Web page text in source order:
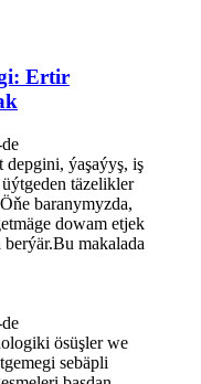
Ertir
depgini, ýaşaýyş, iş
täzelikler
baranymyzda,
dowam etjek
makalada
ösüşler we
sebäpli